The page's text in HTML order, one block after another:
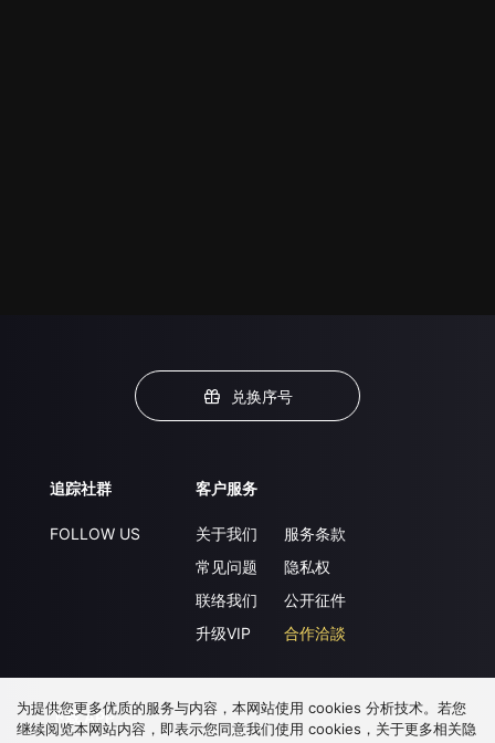
兑换序号
追踪社群
FOLLOW US
客户服务
关于我们
常见问题
联络我们
升级VIP
服务条款
隐私权
公开征件
合作洽談
下载 APP
为提供您更多优质的服务与内容，本网站使用 cookies 分析技术。若您
继续阅览本网站内容，即表示您同意我们使用 cookies，关于更多相关隐